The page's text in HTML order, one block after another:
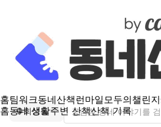
홈팀워크동네산책런마일모두의챌린지
홈동네 생활주변 산책산책 기록
회성동